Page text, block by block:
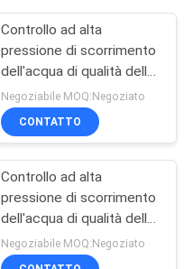
Controllo ad alta
pressione di scorrimento
dell'acqua di qualità della
valvola a sfera maschio
del sindacato di Ppr
forte
Negoziabile MOQ:Negoziato
CONTATTO
Controllo ad alta
pressione di scorrimento
dell'acqua di qualità della
valvola a sfera femminile
d'ottone del sindacato
Negoziabile MOQ:Negoziato